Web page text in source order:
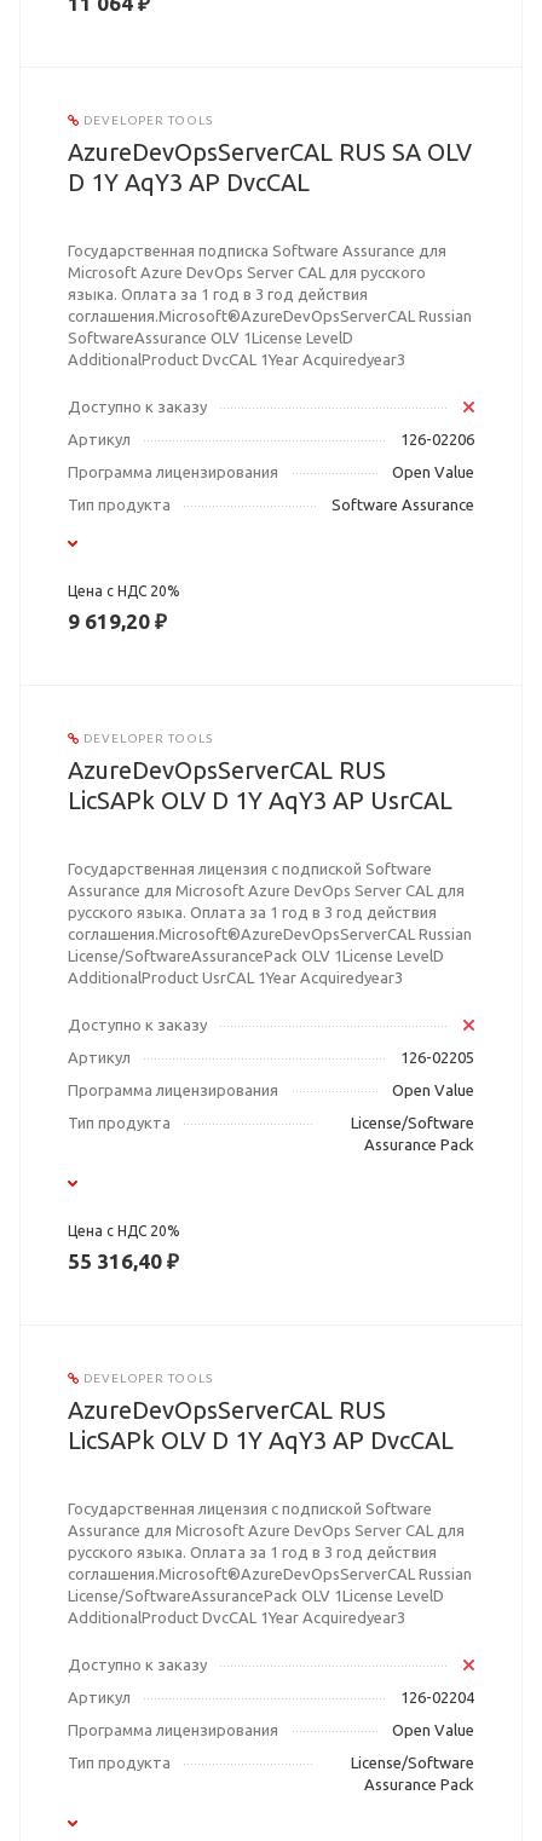
DEVELOPER TOOLS
AzureDevOpsServerCAL RUS SA OLV
D 1Y AqY3 AP DvcCAL
Государственная подписка Software Assurance для
Microsoft Azure DevOps Server CAL для русского
языка. Оплата за 1 год в 3 год действия
соглашения.Microsoft®AzureDevOpsServerCAL Russian
SoftwareAssurance OLV 1License LevelD
AdditionalProduct DvcCAL 1Year Acquiredyear3
Доступно к заказу
Артикул
126-02206
Программа лицензирования
Open Value
Тип продукта
Software Assurance
Цена с НДС 20%
9 619,20 ₽
DEVELOPER TOOLS
AzureDevOpsServerCAL RUS
LicSAPk OLV D 1Y AqY3 AP UsrCAL
Государственная лицензия с подпиской Software
Assurance для Microsoft Azure DevOps Server CAL для
русского языка. Оплата за 1 год в 3 год действия
соглашения.Microsoft®AzureDevOpsServerCAL Russian
License/SoftwareAssurancePack OLV 1License LevelD
AdditionalProduct UsrCAL 1Year Acquiredyear3
Доступно к заказу
Артикул
126-02205
Программа лицензирования
Open Value
Тип продукта
License/Software
Assurance Pack
Цена с НДС 20%
55 316,40 ₽
DEVELOPER TOOLS
AzureDevOpsServerCAL RUS
LicSAPk OLV D 1Y AqY3 AP DvcCAL
Государственная лицензия с подпиской Software
Assurance для Microsoft Azure DevOps Server CAL для
русского языка. Оплата за 1 год в 3 год действия
соглашения.Microsoft®AzureDevOpsServerCAL Russian
License/SoftwareAssurancePack OLV 1License LevelD
AdditionalProduct DvcCAL 1Year Acquiredyear3
Доступно к заказу
Артикул
126-02204
Программа лицензирования
Open Value
Тип продукта
License/Software
Assurance Pack